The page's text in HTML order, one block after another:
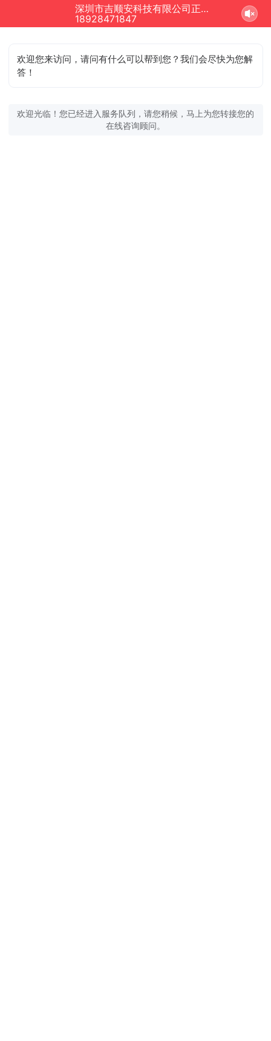
深圳市吉顺安科技有限公司正在为您服务
18928471847
欢迎您来访问，请问有什么可以帮到您？我们会尽快为您解
答！
欢迎光临！您已经进入服务队列，请您稍候，马上为您转接您的
在线咨询顾问。